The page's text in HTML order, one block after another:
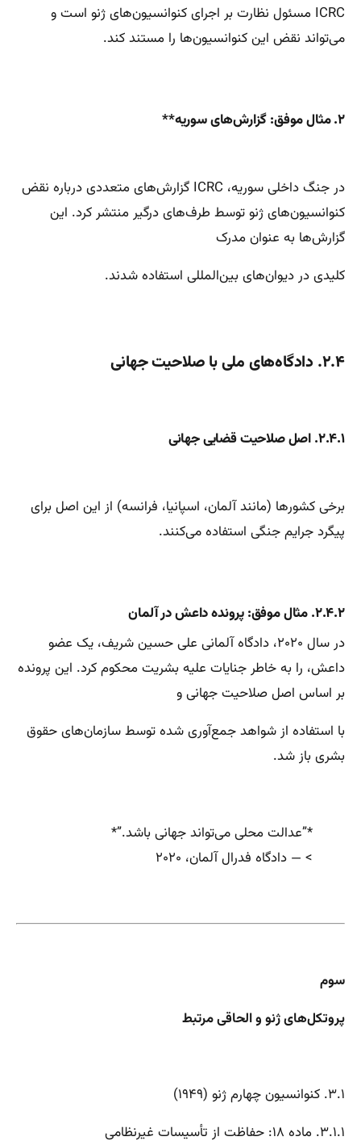
ICRC مسئول نظارت بر اجرای کنوانسیون‌های ژنو است و
می‌تواند نقض این کنوانسیون‌ها را مستند کند.
۲. مثال موفق: گزارش‌های سوریه**
در جنگ داخلی سوریه، ICRC گزارش‌های متعددی درباره نقض
کنوانسیون‌های ژنو توسط طرف‌های درگیر منتشر کرد. این
گزارش‌ها به عنوان مدرک
کلیدی در دیوان‌های بین‌المللی استفاده شدند.
۲.۴. دادگاه‌های ملی با صلاحیت جهانی
۲.۴.۱. اصل صلاحیت قضایی جهانی
برخی کشورها (مانند آلمان، اسپانیا، فرانسه) از این اصل برای
پیگرد جرایم جنگی استفاده می‌کنند.
۲.۴.۲. مثال موفق: پرونده داعش در آلمان
در سال ۲۰۲۰، دادگاه آلمانی علی حسین شریف، یک عضو
داعش، را به خاطر جنایات علیه بشریت محکوم کرد. این پرونده
بر اساس اصل صلاحیت جهانی و
با استفاده از شواهد جمع‌آوری شده توسط سازمان‌های حقوق
بشری باز شد.
*”عدالت محلی می‌تواند جهانی باشد.”*
> — دادگاه فدرال آلمان، ۲۰۲۰
سوم
پروتکل‌های ژنو و الحاقی مرتبط
۳.۱. کنوانسیون چهارم ژنو (۱۹۴۹)
۳.۱.۱. ماده ۱۸: حفاظت از تأسیسات غیرنظامی